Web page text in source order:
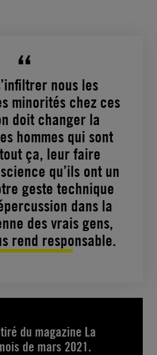
nous les
minorités chez ces
doit changer la
hommes qui sont
ça, leur faire
qu’ils ont un
geste technique
dans la
des vrais gens,
rend responsable.
du magazine La
de mars 2021.